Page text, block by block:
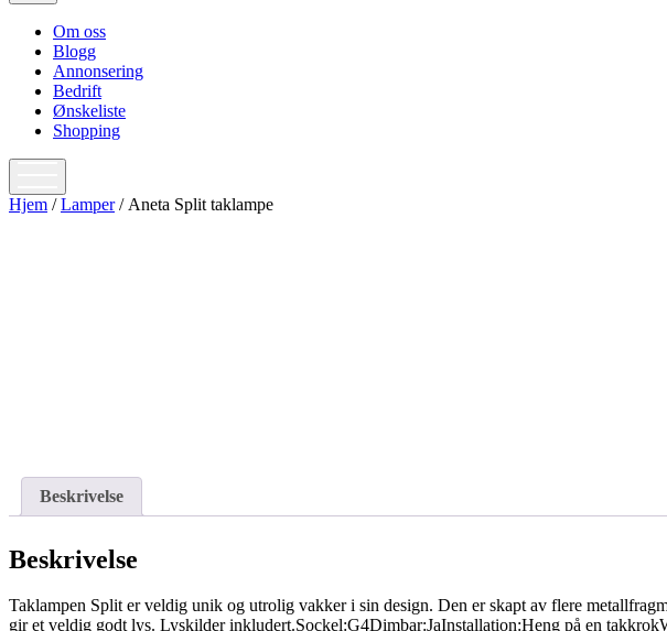
Om oss
Blogg
Annonsering
Bedrift
Ønskeliste
Shopping
Hjem /Lamper/ Aneta Split taklampe
Beskrivelse
Beskrivelse
Taklampen Split er veldig unik og utrolig vakker i sin design. Den er skapt av flere
gir et veldig godt lys. Lyskilder inkludert.Sockel:G4Dimbar:JaInstallation:Heng på en